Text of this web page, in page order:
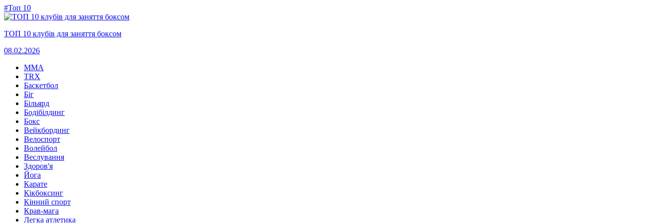
#Топ 10
ТОП 10 клубів для заняття боксом
08.02.2026
MMA
TRX
Баскетбол
Біг
Більярд
Бодібілдинг
Бокс
Вейкбординг
Велоспорт
Волейбол
Веслування
Здоров'я
Йога
Карате
Кікбоксинг
Кінний спорт
Крав-мага
Легка атлетика